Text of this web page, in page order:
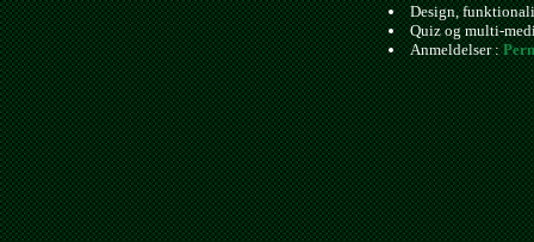
Design,
Quiz og multi-
Anmeldelser :